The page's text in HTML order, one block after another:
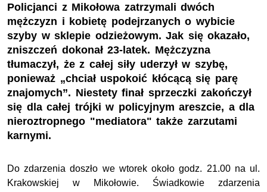
Policjanci z Mikołowa zatrzymali dwóch
mężczyzn i kobietę podejrzanych o wybicie
szyby w sklepie odzieżowym. Jak się okazało,
zniszczeń dokonał 23-latek. Mężczyzna
tłumaczył, że z całej siły uderzył w szybę,
ponieważ „chciał uspokoić kłócącą się parę
znajomych”. Niestety finał sprzeczki zakończył
się dla całej trójki w policyjnym areszcie, a dla
nieroztropnego "mediatora" także zarzutami
karnymi.
Do zdarzenia doszło we wtorek około godz. 21.00 na ul.
Krakowskiej w Mikołowie. Świadkowie zdarzenia